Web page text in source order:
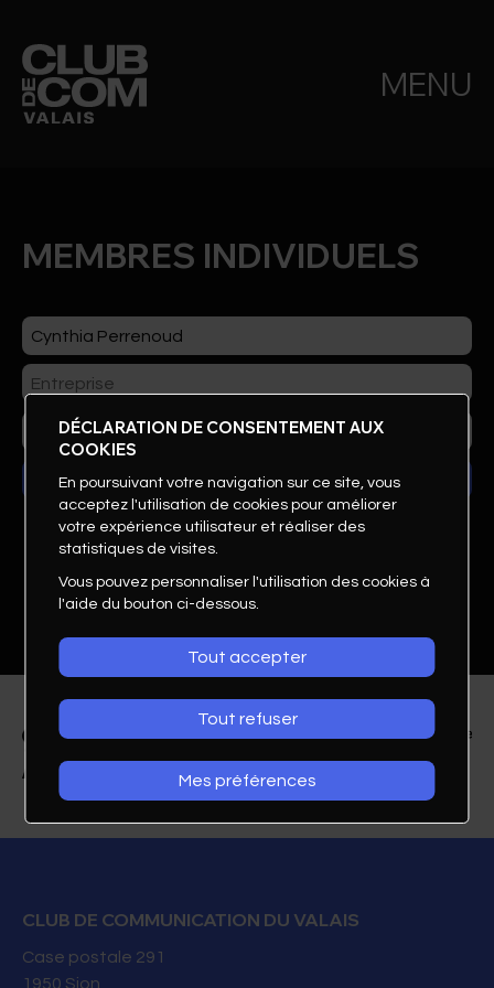
MENU
MEMBRES INDIVIDUELS
BOAS Swiss Hotels
CLUB DE COMMUNICATION DU VALAIS
Case postale 291
1950 Sion
DÉCLARATION DE CONSENTEMENT AUX
COOKIES
En poursuivant votre navigation sur ce site, vous
acceptez l'utilisation de cookies pour améliorer
votre expérience utilisateur et réaliser des
statistiques de visites.
Vous pouvez personnaliser l'utilisation des cookies à
l'aide du bouton ci-dessous.
Tout accepter
Tout refuser
Mes préférences